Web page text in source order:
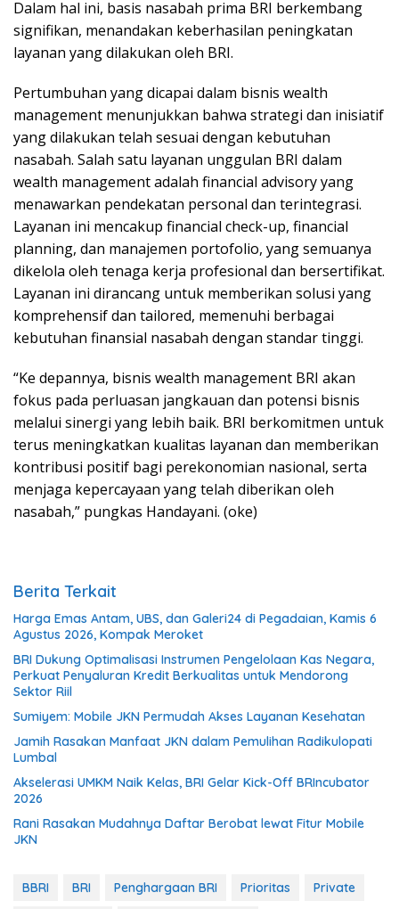
Dalam hal ini, basis nasabah prima BRI berkembang
signifikan, menandakan keberhasilan peningkatan
layanan yang dilakukan oleh BRI.
Pertumbuhan yang dicapai dalam bisnis wealth
management menunjukkan bahwa strategi dan inisiatif
yang dilakukan telah sesuai dengan kebutuhan
nasabah. Salah satu layanan unggulan BRI dalam
wealth management adalah financial advisory yang
menawarkan pendekatan personal dan terintegrasi.
Layanan ini mencakup financial check-up, financial
planning, dan manajemen portofolio, yang semuanya
dikelola oleh tenaga kerja profesional dan bersertifikat.
Layanan ini dirancang untuk memberikan solusi yang
komprehensif dan tailored, memenuhi berbagai
kebutuhan finansial nasabah dengan standar tinggi.
“Ke depannya, bisnis wealth management BRI akan
fokus pada perluasan jangkauan dan potensi bisnis
melalui sinergi yang lebih baik. BRI berkomitmen untuk
terus meningkatkan kualitas layanan dan memberikan
kontribusi positif bagi perekonomian nasional, serta
menjaga kepercayaan yang telah diberikan oleh
nasabah,” pungkas Handayani. (oke)
Berita Terkait
Harga Emas Antam, UBS, dan Galeri24 di Pegadaian, Kamis 6
Agustus 2026, Kompak Meroket
BRI Dukung Optimalisasi Instrumen Pengelolaan Kas Negara,
Perkuat Penyaluran Kredit Berkualitas untuk Mendorong
Sektor Riil
Sumiyem: Mobile JKN Permudah Akses Layanan Kesehatan
Jamih Rasakan Manfaat JKN dalam Pemulihan Radikulopati
Lumbal
Akselerasi UMKM Naik Kelas, BRI Gelar Kick-Off BRIncubator
2026
Rani Rasakan Mudahnya Daftar Berobat lewat Fitur Mobile
JKN
BBRI BRI Penghargaan BRI Prioritas Private